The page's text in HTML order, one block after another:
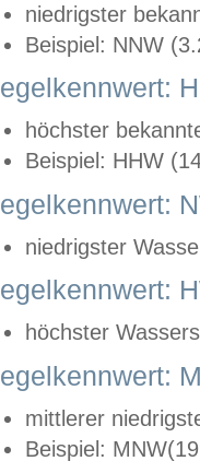
niedrigster
Beispiel: NNW
höchster
Beispiel: HHW
niedrigster
höchster
mittlerer
Beispiel: